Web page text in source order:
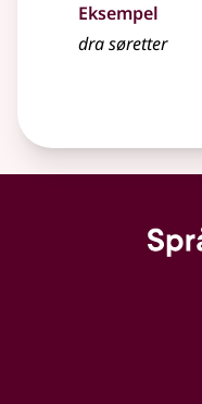
Eksempel
drasøretter